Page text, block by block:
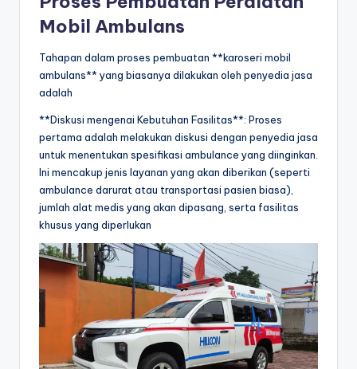
Mobil Ambulans
Tahapan dalam proses pembuatan **karoseri mobil
ambulans** yang biasanya dilakukan oleh penyedia jasa
adalah
**Diskusi mengenai Kebutuhan Fasilitas**: Proses
pertama adalah melakukan diskusi dengan penyedia jasa
untuk menentukan spesifikasi ambulance yang diinginkan.
Ini mencakup jenis layanan yang akan diberikan (seperti
ambulance darurat atau transportasi pasien biasa),
jumlah alat medis yang akan dipasang, serta fasilitas
khusus yang diperlukan